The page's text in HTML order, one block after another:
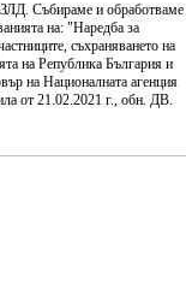
Събираме и обработваме
на: "Наредба за
съхраняването на
на Република България и
на Националната агенция
от 21.02.2021 г., обн. ДВ.